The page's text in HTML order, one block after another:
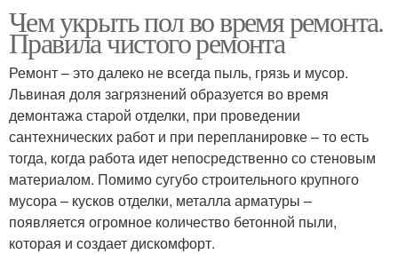
Чем укрыть пол во время ремонта.
Правила чистого ремонта
Ремонт – это далеко не всегда пыль, грязь и мусор.
Львиная доля загрязнений образуется во время
демонтажа старой отделки, при проведении
сантехнических работ и при перепланировке – то есть
тогда, когда работа идет непосредственно со стеновым
материалом. Помимо сугубо строительного крупного
мусора – кусков отделки, металла арматуры –
появляется огромное количество бетонной пыли,
которая и создает дискомфорт.